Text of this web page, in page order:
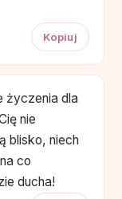
Kopiuj
życzenia dla
nie
blisko, niech
co
ducha!